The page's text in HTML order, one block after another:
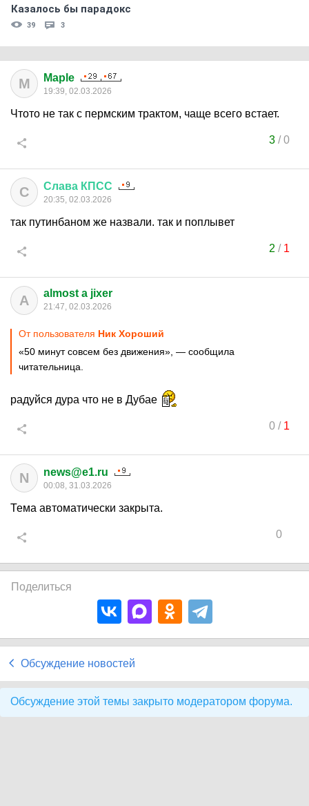
Казалось бы парадокс
39 3
M Maple
19:39, 02.03.2026
Чтото не так с пермским трактом, чаще всего встает.
3/0
С Слава КПСС
20:35, 02.03.2026
так путинбаном же назвали. так и поплывет
2 / 1
A almost a jixer
21:47, 02.03.2026
От пользователя Ник Хороший
«50 минут совсем без движения», — сообщила
читательница.
радуйся дура что не в Дубае
0/ 1
N news@e1.ru
00:08, 31.03.2026
Тема автоматически закрыта.
0
Поделиться
Обсуждение новостей
Обсуждение этой темы закрыто модератором форума.